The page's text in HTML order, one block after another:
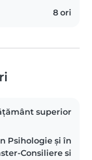
8 ori
superior
Psihologie și în
Consiliere si